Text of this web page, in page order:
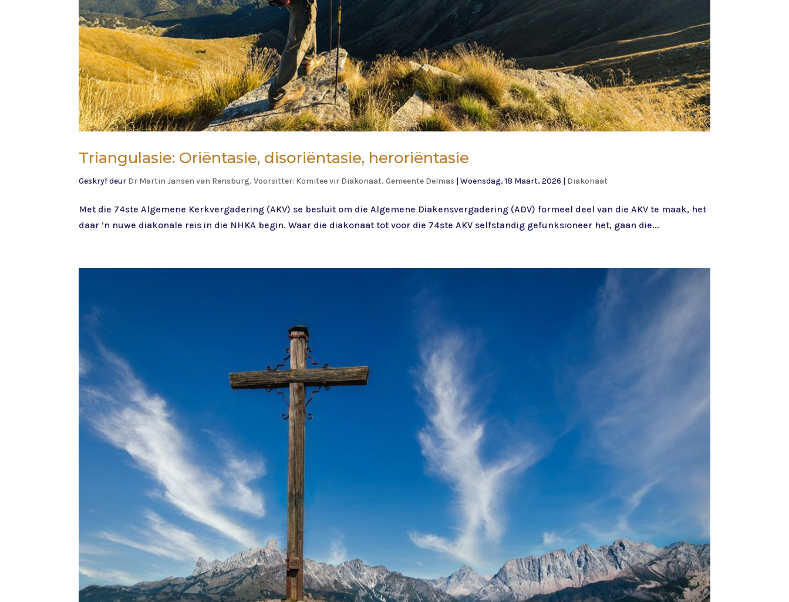
Triangulasie: Oriëntasie, disoriëntasie, heroriëntasie
Geskryf deur Dr Martin Jansen van Rensburg, Voorsitter: Komitee vir Diakonaat, Gemeente Delmas |Woensdag, 18 Maart, 2026 | Diakonaat
Met die 74ste Algemene Kerkvergadering (AKV) se besluit om die Algemene Diakensvergadering (ADV) formeel deel van die AKV te maak, het
daar ’n nuwe diakonale reis in die NHKA begin. Waar die diakonaat tot voor die 74ste AKV selfstandig gefunksioneer het, gaan die...